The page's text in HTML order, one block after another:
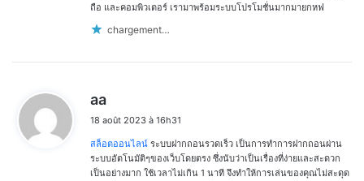
ถือ และคอมพิวเตอร์ เรามาพร้อมระบบโปรโมชั่นมากมายกหฟ
chargement…
aa
t
:
18 août 2023 à 16h31
สล็อตออนไลน์ ระบบฝากถอนรวดเร็ว เป็นการทำการฝากถอนผ่าน
ระบบอัตโนมัติๆของเว็บโดยตรง ซึ่งนับว่าเป็นเรื่องที่ง่ายและสะดวก
เป็นอย่างมาก ใช้เวลาไม่เกิน 1 นาที จึงทำให้การเล่นของคุณไม่สะดุด